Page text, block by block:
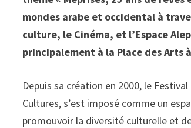
mondes arabe et occidental à
culture, le Cinéma, et l’Espace
principalement à la Place des
Depuis sa création en 2000, le
Cultures, s’est imposé comme un
promouvoir la diversité culturelle et